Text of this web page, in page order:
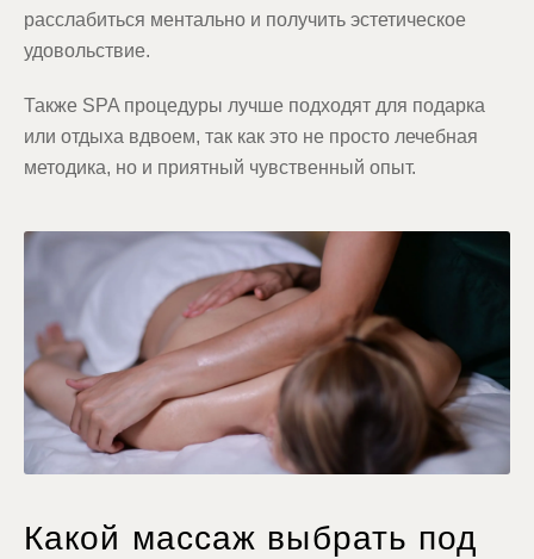
расслабиться ментально и получить эстетическое
удовольствие.
Также SPA процедуры лучше подходят для подарка
или отдыха вдвоем, так как это не просто лечебная
методика, но и приятный чувственный опыт.
Какой массаж выбрать под